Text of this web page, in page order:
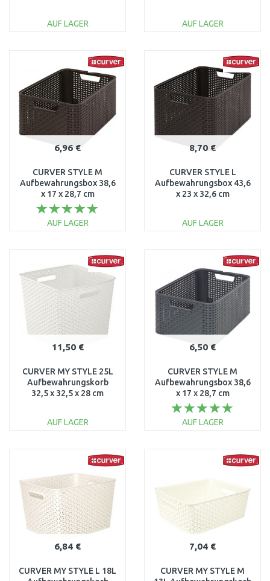
AUF LAGER
Vergleichen
AUF LAGER
Vergleichen
6,96 €
CURVER STYLE M
Aufbewahrungsbox 38,6
x 17 x 28,7 cm
dunkelbraun 03615-210
AUF LAGER
Vergleichen
8,70 €
CURVER STYLE L
Aufbewahrungsbox 43,6
x 23 x 32,6 cm
AUF LAGER
Vergleichen
11,50 €
CURVER MY STYLE 25L
Aufbewahrungskorb
32,5 x 32,5 x 28 cm
AUF LAGER
Vergleichen
6,50 €
CURVER STYLE M
Aufbewahrungsbox 38,6
x 17 x 28,7 cm
dunkelgrau 03615-308
AUF LAGER
6,84 €
CURVER MY STYLE L 18L
7,04 €
CURVER MY STYLE M